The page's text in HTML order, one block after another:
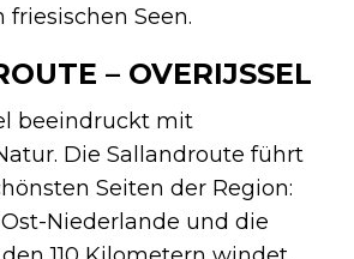
Seen.
– OVERIJSSEL
beeindruckt mit
Die Sallandroute führt
Seiten der Region:
Niederlande und die